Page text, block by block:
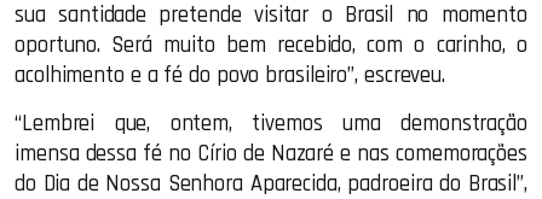
sua santidade pretende visitar o Brasil no momento
oportuno. Será muito bem recebido, com o carinho, o
acolhimento e a fé do povo brasileiro”, escreveu.
“Lembrei que, ontem, tivemos uma demonstração
imensa dessa fé no Círio de Nazaré e nas comemorações
do Dia de Nossa Senhora Aparecida, padroeira do Brasil”,